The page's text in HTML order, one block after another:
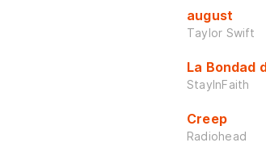
august
Taylor Swift
La Bondad
StayInFaith
Creep
Radiohead